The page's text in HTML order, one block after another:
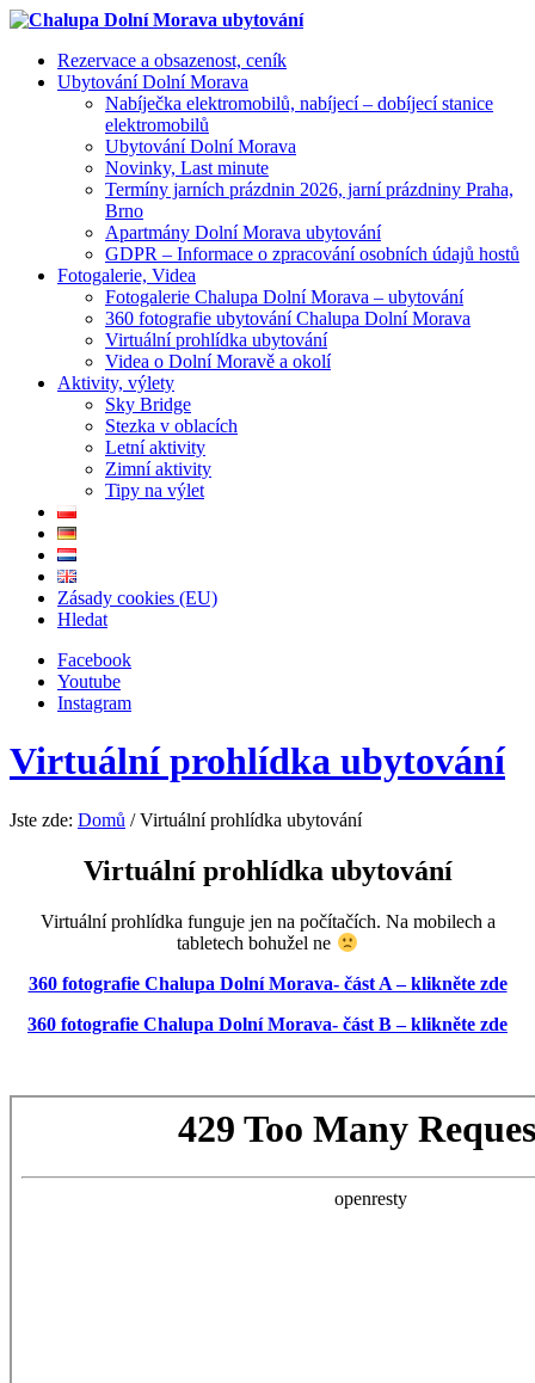
Rezervace a obsazenost, ceník
Ubytování Dolní Morava
Nabíječka elektromobilů, nabíjecí – dobíjecí stanice
elektromobilů
Ubytování Dolní Morava
Novinky, Last minute
Termíny jarních prázdnin 2026, jarní prázdniny Praha,
Brno
Apartmány Dolní Morava ubytování
GDPR – Informace o zpracování osobních údajů hostů
Fotogalerie, Videa
Fotogalerie Chalupa Dolní Morava – ubytování
360 fotografie ubytování Chalupa Dolní Morava
Virtuální prohlídka ubytování
Videa o Dolní Moravě a okolí
Aktivity, výlety
Sky Bridge
Stezka v oblacích
Letní aktivity
Zimní aktivity
Tipy na výlet
Zásady cookies (EU)
Hledat
Facebook
Youtube
Instagram
Virtuální prohlídka ubytování
Jste zde: Domů / Virtuální prohlídka ubytování
Virtuální prohlídka ubytování
Virtuální prohlídka funguje jen na počítačích. Na mobilech a
tabletech bohužel ne
360 fotografie Chalupa Dolní Morava- část A – klikněte zde
360 fotografie Chalupa Dolní Morava- část B – klikněte zde